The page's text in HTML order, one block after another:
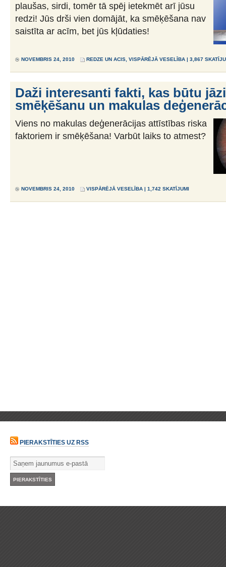
plaušas, sirdi, tomēr tā spēj ietekmēt arī jūsu
redzi! Jūs drši vien domājāt, ka smēķēšana nav
saistīta ar acīm, bet jūs kļūdaties!
NOVEMBRIS 24, 2010 REDZE UN ACIS VISPĀRĒJĀ VESELĪBA | 3,867
Daži interesanti fakti, kas būtu
smēķēšanu un makulas
Viens no makulas deģenerācijas attīstības riska
faktoriem ir smēķēšana! Varbūt laiks to atmest?
NOVEMBRIS 24, 2010 VISPĀRĒJĀ VESELĪBA | 1,742 SKATĪJUMI
PIERAKSTĪTIES UZ RSS